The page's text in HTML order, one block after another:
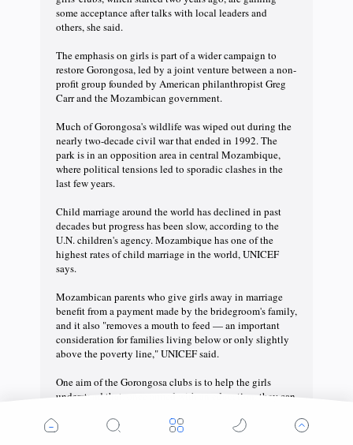
some acceptance after talks with local leaders and
others, she said.
The emphasis on girls is part of a wider campaign to
restore Gorongosa, led by a joint venture between a non-
profit group founded by American philanthropist Greg
Carr and the Mozambican government.
Much of Gorongosa's wildlife was wiped out during the
nearly two-decade civil war that ended in 1992. The
park is in an opposition area in central Mozambique,
where political tensions led to sporadic clashes in the
last few years.
Child marriage around the world has declined in past
decades but progress has been slow, according to the
U.N. children's agency. Mozambique has one of the
highest rates of child marriage in the world, UNICEF
says.
Mozambican parents who give girls away in marriage
benefit from a payment made by the bridegroom's family,
and it also "removes a mouth to feed — an important
consideration for families living below or only slightly
above the poverty line," UNICEF said.
One aim of the Gorongosa clubs is to help the girls
understand that, once armed with an education, they can
boys have been allowed to join in the club's activities.